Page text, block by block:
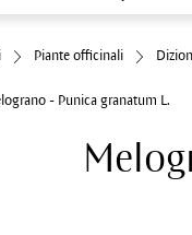
Piante officinali